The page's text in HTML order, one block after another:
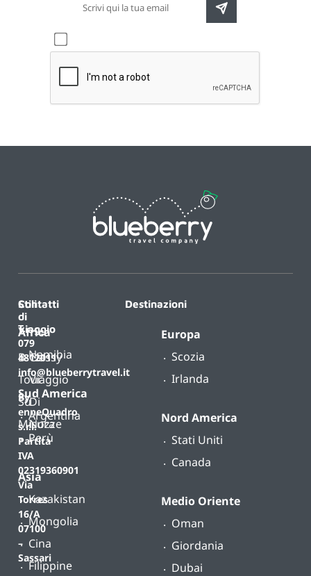
Contatti
T.
079
4812011
info@blueberrytravel.it
By
enneQuadro
s.r.l.
Partita
IVA
02319360901
Via
Torres
16/A
07100
–
Sassari
Destinazioni
Africa
Namibia
Sud America
Argentina
Perù
Asia
Kazakistan
Mongolia
Cina
Filippine
Europa
Scozia
Irlanda
Nord America
Stati Uniti
Canada
Medio Oriente
Oman
Giordania
Dubai
Stili
di
viaggio
B-
Tour
Su
Misura
Classy
Viaggio
Di
Nozze